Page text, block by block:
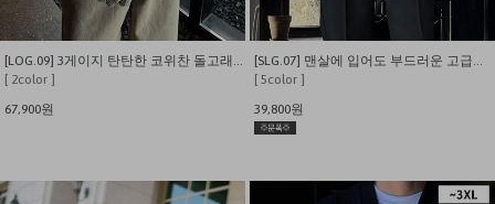
[LOG.09] 3게이지 탄탄한 코위찬 돌고래 니트 집업
[ 2color ]
67,900원
[SLG.07] 맨살에 입어도 부드러운 고급스런 입체 사선케이블 가디건
[ 5color ]
39,800원